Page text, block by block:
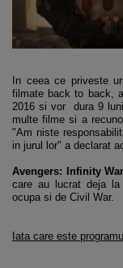
In ceea ce priveste
filmate back to back,
2016 si vor dura 9
multe filme si a
"Am niste
in jurul lor" a declarat
Avengers: Infinity
care au lucrat deja la
ocupa si de Civil War.
Iata care este